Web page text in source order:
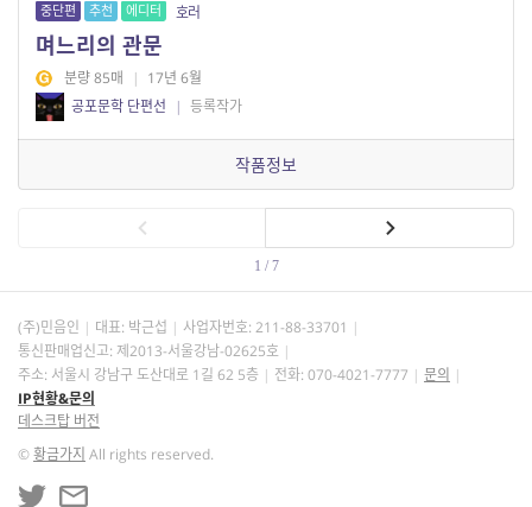
중단편 추천 에디터 호러
며느리의 관문
분량 85매 | 17년 6월
공포문학 단편선
| 등록작가
작품정보
1 / 7
(주)민음인 대표: 박근섭 사업자번호: 211-88-33701
통신판매업신고: 제2013-서울강남-02625호
주소: 서울시 강남구 도산대로 1길 62 5층
전화: 070-4021-7777
문의
IP현황&문의
데스크탑 버전
©황금가지 All rights reserved.